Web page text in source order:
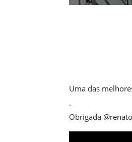
Uma das
.
Obrigada